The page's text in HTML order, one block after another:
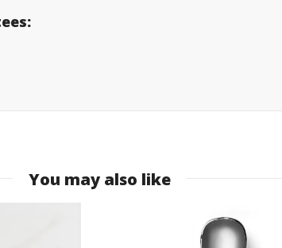
You may also like